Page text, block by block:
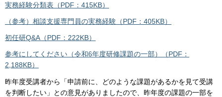
実務経験分類表（PDF：415KB）
（参考）相談支援専門員の実務経験（PDF：405KB）
初任研Q&A（PDF：222KB）
参考にしてください（令和6年度研修課題の一部）（PDF：
2,188KB）
昨年度受講者から「申請前に、どのような課題があるかを見て受講
を判断したい」との意見がありましたので、昨年度の課題の一部を